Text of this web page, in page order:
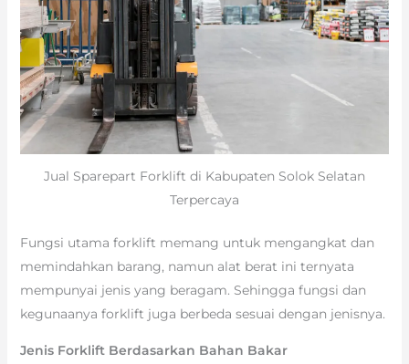
Jual Sparepart Forklift di Kabupaten Solok Selatan
Terpercaya
Fungsi utama forklift memang untuk mengangkat dan
memindahkan barang, namun alat berat ini ternyata
mempunyai jenis yang beragam. Sehingga fungsi dan
kegunaanya forklift juga berbeda sesuai dengan jenisnya.
Jenis Forklift Berdasarkan Bahan Bakar